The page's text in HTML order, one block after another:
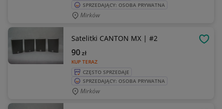
SPRZEDAJĄCY: OSOBA PRYWATNA
Mirków
Satelitki CANTON MX | #2
KUP TERAZ
90zł
CZĘSTO SPRZEDAJE
SPRZEDAJĄCY: OSOBA PRYWATNA
Mirków